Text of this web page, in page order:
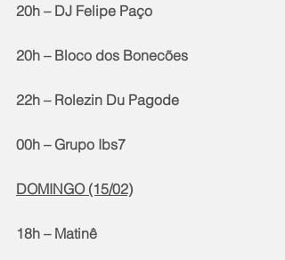
20h – DJ Felipe Paço
20h – Bloco dos Bonecões
22h – Rolezin Du Pagode
00h – Grupo Ibs7
DOMINGO (15/02)
18h – Matinê